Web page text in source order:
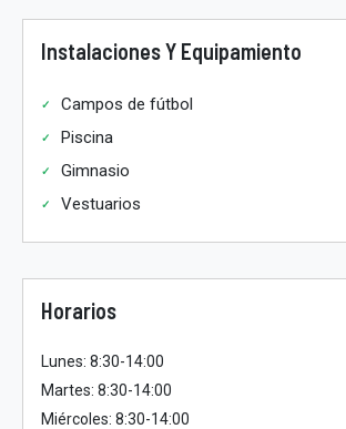
Instalaciones Y Equipamiento
Campos de fútbol
Piscina
Gimnasio
Vestuarios
Horarios
Lunes: 8:30-14:00
Martes: 8:30-14:00
Miércoles: 8:30-14:00